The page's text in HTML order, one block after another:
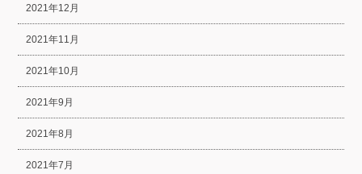
2021年12月
2021年11月
2021年10月
2021年9月
2021年8月
2021年7月